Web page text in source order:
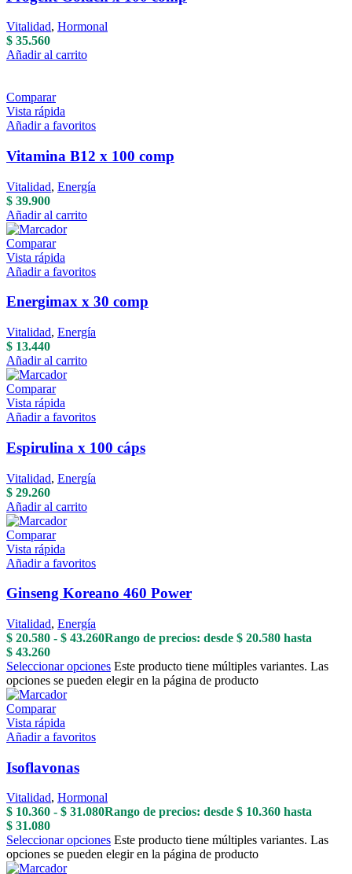
Vitalidad, Hormonal
$ 35.560
Añadir al carrito
Comparar
Vista rápida
Añadir a favoritos
Vitamina B12 x 100 comp
Vitalidad, Energía
$ 39.900
Añadir al carrito
Comparar
Vista rápida
Añadir a favoritos
Energimax x 30 comp
Vitalidad, Energía
$ 13.440
Añadir al carrito
Comparar
Vista rápida
Añadir a favoritos
Espirulina x 100 cáps
Vitalidad, Energía
$ 29.260
Añadir al carrito
Comparar
Vista rápida
Añadir a favoritos
Ginseng Koreano 460 Power
Vitalidad, Energía
$ 20.580 - $ 43.260Rango de precios: desde $ 20.580 hasta
$ 43.260
Seleccionar opciones Este producto tiene múltiples variantes. Las
opciones se pueden elegir en la página de producto
Comparar
Vista rápida
Añadir a favoritos
Isoflavonas
Vitalidad, Hormonal
$ 10.360 - $ 31.080Rango de precios: desde $ 10.360 hasta
$ 31.080
Seleccionar opciones Este producto tiene múltiples variantes. Las
opciones se pueden elegir en la página de producto